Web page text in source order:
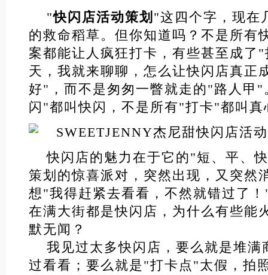
"快闪店活动策划 "这四个字，现在
的救命稻草。但你知道吗？不是所有
案都能让人疯狂打卡，有些甚至成了
天，我就来聊聊，怎么让快闪店真正
好"，而不是匆匆一瞥就走的"路人甲
闪"都叫快闪，不是所有"打卡"都叫真
快闪店的魅力在于它的"短、平、
策划的惊喜派对，突然出现，又突然
想"我得赶紧去看看，不然就错过了
在满大街都是快闪店，为什么有些能
默无闻？
我见过太多快闪店，要么就是堆满
过看看；要么就是"打卡点"太假，拍